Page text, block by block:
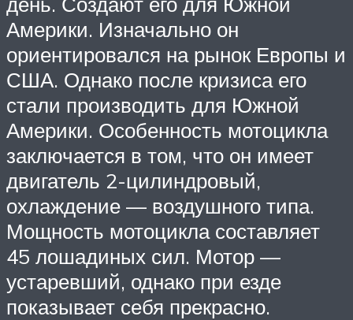
Америки. Изначально он
ориентировался на рынок Европы и
США. Однако после кризиса его
стали производить для Южной
Америки. Особенность мотоцикла
заключается в том, что он имеет
двигатель 2-цилиндровый,
охлаждение — воздушного типа.
Мощность мотоцикла составляет
45 лошадиных сил. Мотор —
устаревший, однако при езде
показывает себя прекрасно.